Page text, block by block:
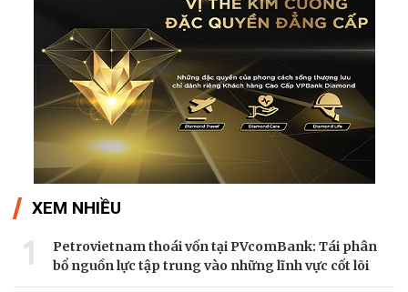
XEM NHIỀU
1
Petrovietnam thoái vốn tại PVcomBank: Tái phân
bổ nguồn lực tập trung vào những lĩnh vực cốt lõi